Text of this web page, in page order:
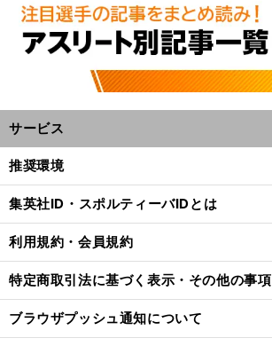
サービス
推奨環境
集英社ID・スポルティーバIDとは
利用規約・会員規約
特定商取引法に基づく表示・その他の事項
ブラウザプッシュ通知について